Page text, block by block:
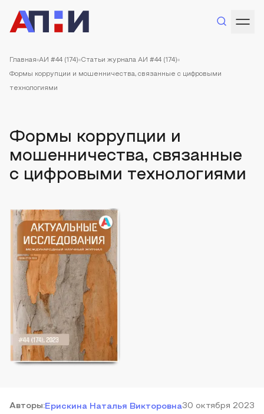
Главная АИ #44 (174) Статьи журнала АИ #44 (174)
Формы коррупции и мошенничества, связанные с цифровыми
технологиями
Формы коррупции и
мошенничества, связанные
с цифровыми технологиями
Авторы:Ерискина Наталья Викторовна30 октября 2023